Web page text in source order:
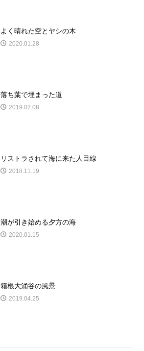
よく晴れた空とヤシの木
2020.01.28
落ち葉で埋まった道
2019.02.08
リストラされて海に来た人目線
2018.11.19
潮が引き始める夕方の海
2020.01.15
箱根大涌谷の風景
2019.04.25